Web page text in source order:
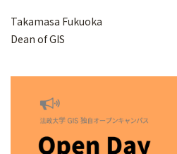
Takamasa Fukuoka
Dean of GIS